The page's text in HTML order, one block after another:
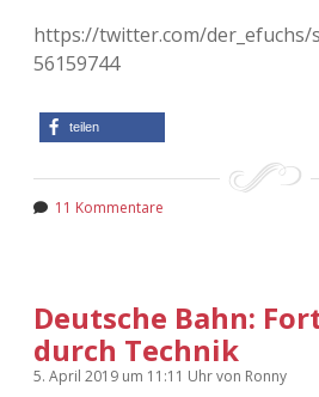
https://twitter.com/der_efuchs/
56159744
teilen
11 Kommentare
Deutsche Bahn:
durch Technik
5. April 2019 um 11:11 Uhrvon Ronny